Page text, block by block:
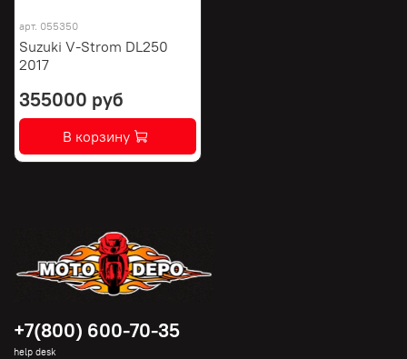
арт. 055350
Suzuki V-Strom DL250
2017
355000 руб
В корзину
+7(800) 600-70-35
help desk